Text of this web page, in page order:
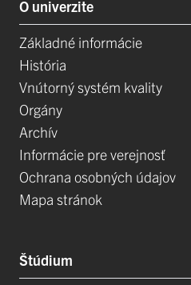
O univerzite
Základné informácie
História
Vnútorný systém kvality
Orgány
Archív
Informácie pre verejnosť
Ochrana osobných údajov
Mapa stránok
Štúdium